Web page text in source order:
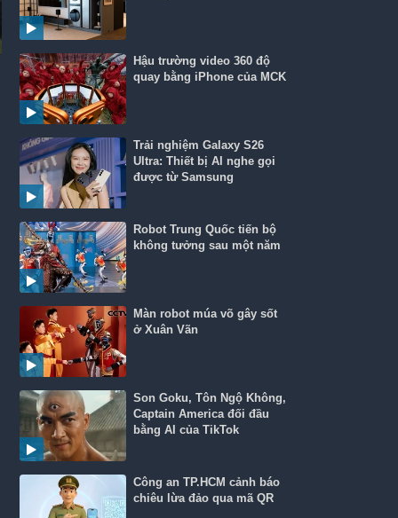
Hậu trường video 360 độ
quay bằng iPhone của MCK
Trải nghiệm Galaxy S26
Ultra: Thiết bị AI nghe gọi
được từ Samsung
Robot Trung Quốc tiến bộ
không tưởng sau một năm
Màn robot múa võ gây sốt
ở Xuân Vãn
Son Goku, Tôn Ngộ Không,
Captain America đối đầu
bằng AI của TikTok
Công an TP.HCM cảnh báo
chiêu lừa đảo qua mã QR